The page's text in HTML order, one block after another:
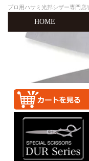
プロ用ハサミ光邦シザー専門店
HOME